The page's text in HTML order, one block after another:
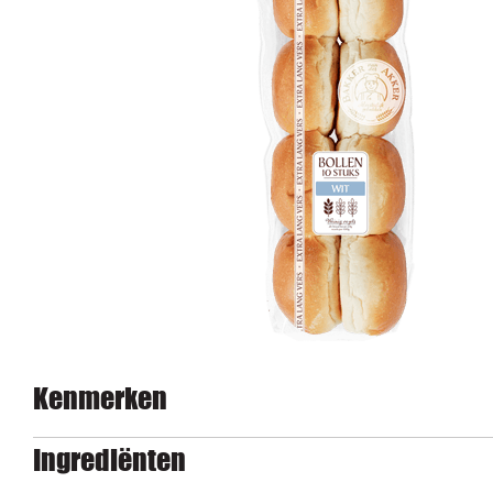
Kenmerken
Ingrediënten